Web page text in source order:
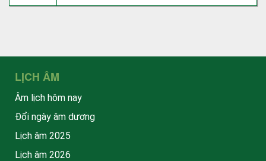
LỊCH ÂM
Âm lịch hôm nay
Đổi ngày âm dương
Lịch âm 2025
Lịch âm 2026